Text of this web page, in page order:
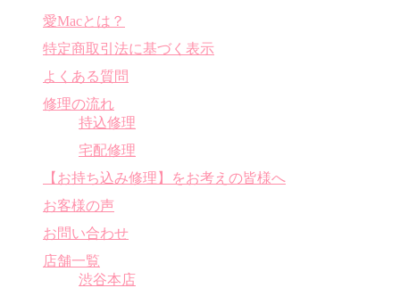
愛Macとは？
特定商取引法に基づく表示
よくある質問
修理の流れ
持込修理
宅配修理
【お持ち込み修理】をお考えの皆様へ
お客様の声
お問い合わせ
店舗一覧
渋谷本店